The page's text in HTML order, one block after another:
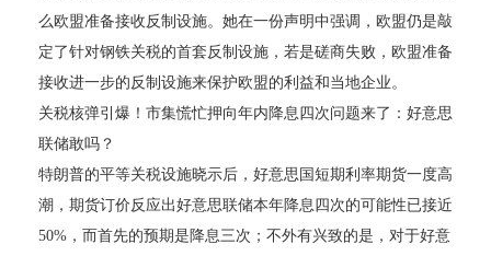
么欧盟准备接收反制设施。她在一份声明中强调，欧盟仍是敲
定了针对钢铁关税的首套反制设施，若是磋商失败，欧盟准备
接收进一步的反制设施来保护欧盟的利益和当地企业。
关税核弹引爆！市集慌忙押向年内降息四次问题来了：好意思
联储敢吗？
特朗普的平等关税设施晓示后，好意思国短期利率期货一度高
潮，期货订价反应出好意思联储本年降息四次的可能性已接近
50%，而首先的预期是降息三次；不外有兴致的是，对于好意